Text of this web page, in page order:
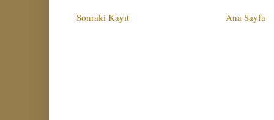
Sonraki Kayıt Ana Sayfa